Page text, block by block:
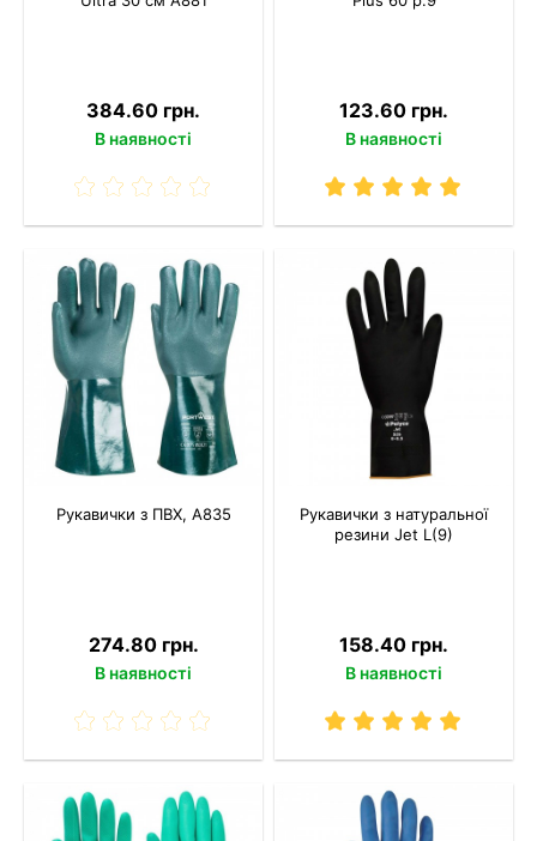
384.60 грн.
В наявності
123.60 грн.
В наявності
Рукавички з ПВХ, A835
274.80 грн.
В наявності
Рукавички з натуральної
резини Jet L(9)
158.40 грн.
В наявності